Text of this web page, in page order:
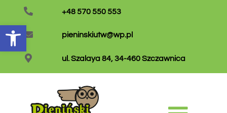
Otwórz pasek narzędzi
+48 570 550 553
pieninskiutw@wp.pl
ul. Szalaya 84, 34-460 Szczawnica